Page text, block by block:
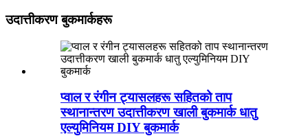
उदात्तीकरण बुकमार्कहरू
प्वाल र रंगीन ट्यासलहरू सहितको ताप
स्थानान्तरण उदात्तीकरण खाली बुकमार्क धातु
एल्युमिनियम DIY बुकमार्क